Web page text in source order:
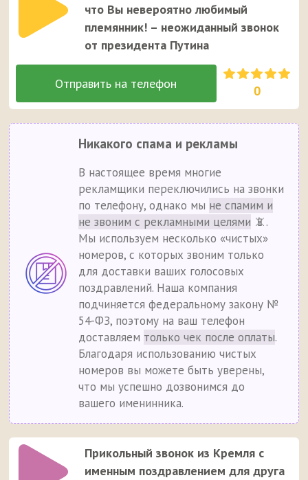
что Вы невероятно любимый
племянник! – неожиданный звонок
от президента Путина
0
Никакого спама и рекламы
В настоящее время многие
рекламщики переключились на звонки
по телефону, однако мы не спамим и
не звоним с рекламными целями 📵.
Мы используем несколько «чистых»
номеров, с которых звоним только
для доставки ваших голосовых
поздравлений. Наша компания
подчиняется федеральному закону №
54-ФЗ, поэтому на ваш телефон
доставляем только чек после оплаты.
Благодаря использованию чистых
номеров вы можете быть уверены,
что мы успешно дозвонимся до
вашего именинника.
Прикольный звонок из Кремля с
именным поздравлением для друга